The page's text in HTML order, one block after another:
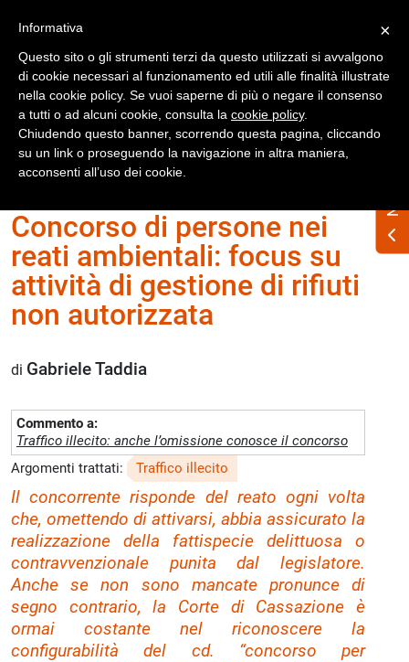
Accedi
Home Numero Rifiuti n. 269 febbraio 2019
Concorso di persone nei
reati ambientali: focus su
attività di gestione di rifiuti
non autorizzata
di Gabriele Taddia
Commento a:
Traffico illecito: anche l’omissione conosce il concorso
Argomenti trattati:
Traffico illecito
Il concorrente risponde del reato ogni volta
che, omettendo di attivarsi, abbia assicurato la
realizzazione della fattispecie delittuosa o
contravvenzionale punita dal legislatore.
Anche se non sono mancate pronunce di
segno contrario, la Corte di Cassazione è
ormai costante nel riconoscere la
configurabilità del cd. “concorso per
×
Informativa
Questo sito o gli strumenti terzi da questo utilizzati si avvalgono
di cookie necessari al funzionamento ed utili alle finalità illustrate
nella cookie policy. Se vuoi saperne di più o negare il consenso
a tutti o ad alcuni cookie, consulta la cookie policy.
Chiudendo questo banner, scorrendo questa pagina, cliccando
su un link o proseguendo la navigazione in altra maniera,
acconsenti all’uso dei cookie.